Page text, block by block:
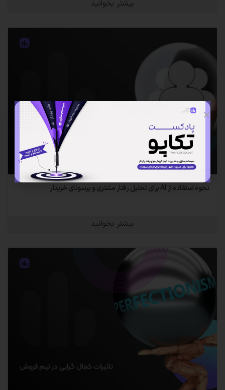
بیشتر بخوانید
نحوه استفاده از AI برای تحلیل رفتار مشتری و پرسونای خریدار
بیشتر بخوانید